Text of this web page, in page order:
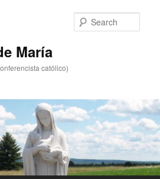
María
católico)